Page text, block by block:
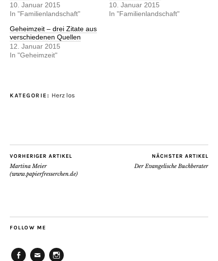
10. Januar 2015
In "Familienlandschaft"
10. Januar 2015
In "Familienlandschaft"
Geheimzeit – drei Zitate aus
verschiedenen Quellen
12. Januar 2015
In "Geheimzeit"
KATEGORIE: Herz los
VORHERIGER ARTIKEL
Martina Meier
(www.papierfresserchen.de)
NÄCHSTER ARTIKEL
Der Evangelische Buchberater
FOLLOW ME